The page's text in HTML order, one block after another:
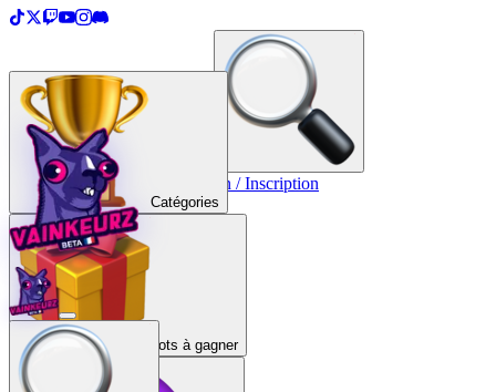
Créer une TopList Connexion / Inscription
Catégories
Lots à gagner